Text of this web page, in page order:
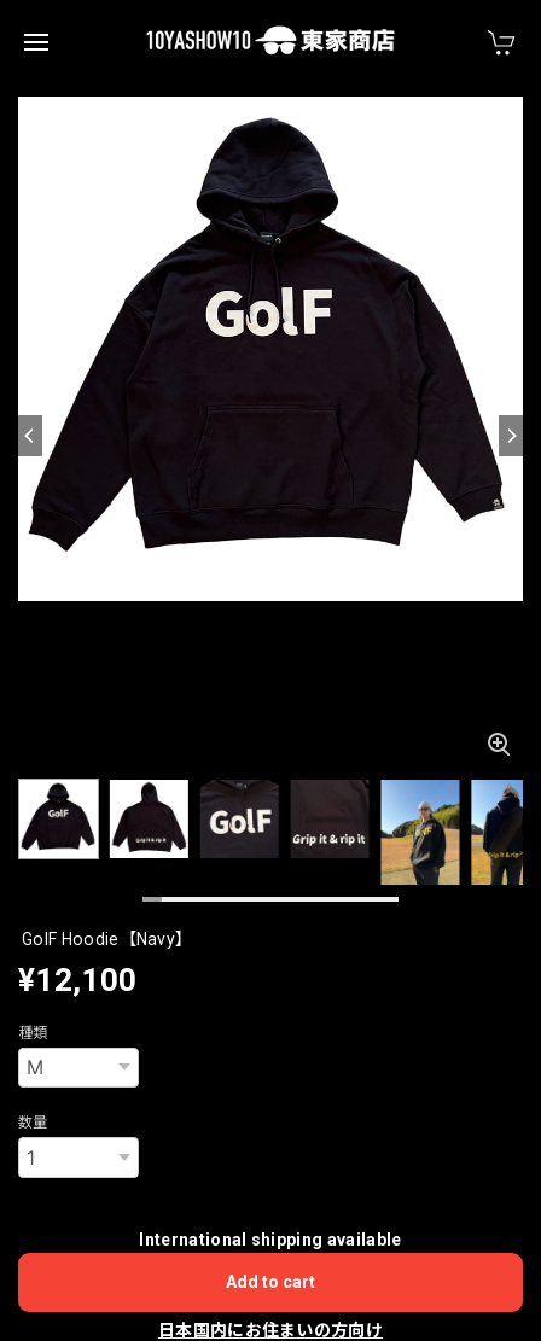
GolF Hoodie【Navy】
¥12,100
種類
数量
International shipping available
Add to cart
日本国内にお住まいの方向け